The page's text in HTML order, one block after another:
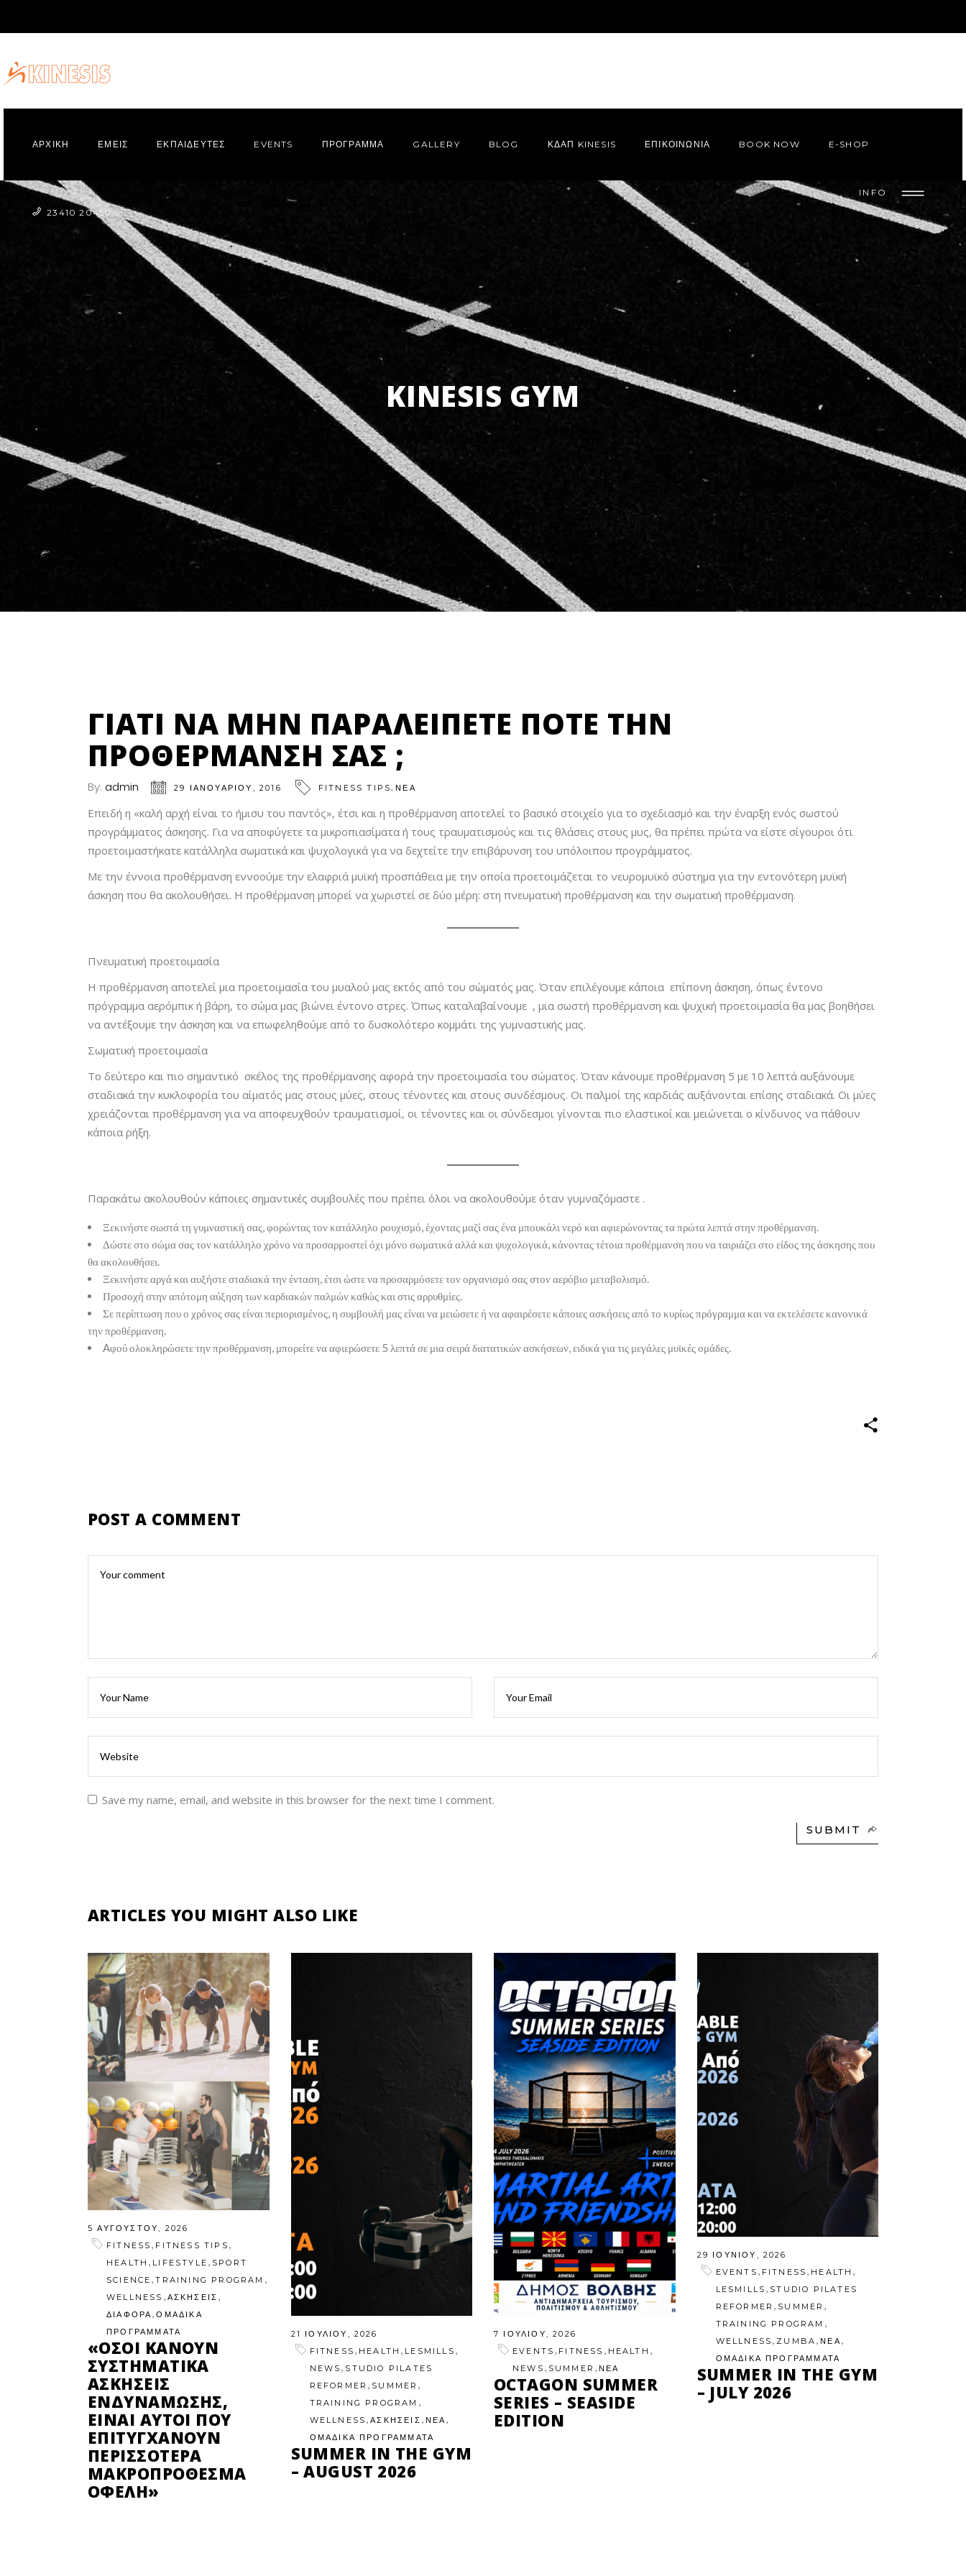
ΑΡΧΙΚΗ ΕΜΕΙΣ ΕΚΠΑΙΔΕΥΤΕΣ EVENTS ΠΡΌΓΡΑΜΜΑ GALLERY BLOG ΚΔΑΠ KINESIS ΕΠΙΚΟΙΝΩΝΙΑ BOOK NOW E-SHOP
23410 20450
INFO
KINESIS GYM
ΓΙΑΤΊ ΝΑ ΜΗΝ ΠΑΡΑΛΕΊΠΕΤΕ ΠΟΤΈ ΤΗΝ
ΠΡΟΘΈΡΜΑΝΣΗ ΣΑΣ ;
By: admin 29 ΙΑΝΟΥΑΡΊΟΥ, 2016 FITNESS TIPS,ΝΕΑ
Eπειδή η «καλή αρχή είναι το ήμισυ του παντός», έτσι και η προθέρμανση αποτελεί το βασικό στοιχείο για το σχεδιασμό και την έναρξη ενός σωστού
προγράμματος άσκησης. Για να αποφύγετε τα μικροπιασίματα ή τους τραυματισμούς και τις θλάσεις στους μυς, θα πρέπει πρώτα να είστε σίγουροι ότι
προετοιμαστήκατε κατάλληλα σωματικά και ψυχολογικά για να δεχτείτε την επιβάρυνση του υπόλοιπου προγράμματος.
Mε την έννοια προθέρμανση εννοούμε την ελαφριά μυϊκή προσπάθεια με την οποία προετοιμάζεται το νευρομυϊκό σύστημα για την εντονότερη μυϊκή
άσκηση που θα ακολουθήσει. H προθέρμανση μπορεί να χωριστεί σε δύο μέρη: στη πνευματική προθέρμανση και την σωματική προθέρμανση.
Πνευματική προετοιμασία
Η προθέρμανση αποτελεί μια προετοιμασία του μυαλού μας εκτός από του σώματός μας. Όταν επιλέγουμε κάποια επίπονη άσκηση, όπως έντονο
πρόγραμμα αερόμπικ ή βάρη, το σώμα μας βιώνει έντονο στρες. Όπως καταλαβαίνουμε , μια σωστή προθέρμανση και ψυχική προετοιμασία θα μας βοηθήσει
να αντέξουμε την άσκηση και να επωφεληθούμε από το δυσκολότερο κομμάτι της γυμναστικής μας.
Σωματική προετοιμασία
Το δεύτερο και πιο σημαντικό σκέλος της προθέρμανσης αφορά την προετοιμασία του σώματος. Όταν κάνουμε προθέρμανση 5 με 10 λεπτά αυξάνουμε
σταδιακά την κυκλοφορία του αίματός μας στους μύες, στους τένοντες και στους συνδέσμους. Οι παλμοί της καρδιάς αυξάνονται επίσης σταδιακά. Οι μύες
χρειάζονται προθέρμανση για να αποφευχθούν τραυματισμοί, οι τένοντες και οι σύνδεσμοι γίνονται πιο ελαστικοί και μειώνεται ο κίνδυνος να πάθουν
κάποια ρήξη.
Παρακάτω ακολουθούν κάποιες σημαντικές συμβουλές που πρέπει όλοι να ακολουθούμε όταν γυμναζόμαστε .
Ξεκινήστε σωστά τη γυμναστική σας, φορώντας τον κατάλληλο ρουχισμό, έχοντας μαζί σας ένα μπουκάλι νερό και αφιερώνοντας τα πρώτα λεπτά στην προθέρμανση.
Δώστε στο σώμα σας τον κατάλληλο χρόνο να προσαρμοστεί όχι μόνο σωματικά αλλά και ψυχολογικά, κάνοντας τέτοια προθέρμανση που να ταιριάζει στο είδος της άσκησης που
θα ακολουθήσει.
Ξεκινήστε αργά και αυξήστε σταδιακά την ένταση, έτσι ώστε να προσαρμόσετε τον οργανισμό σας στον αερόβιο μεταβολισμό.
Προσοχή στην απότομη αύξηση των καρδιακών παλμών καθώς και στις αρρυθμίες.
Σε περίπτωση που ο χρόνος σας είναι περιορισμένος, η συμβουλή μας είναι να μειώσετε ή να αφαιρέσετε κάποιες ασκήσεις από το κυρίως πρόγραμμα και να εκτελέσετε κανονικά
την προθέρμανση.
Aφού ολοκληρώσετε την προθέρμανση, μπορείτε να αφιερώσετε 5 λεπτά σε μια σειρά διατατικών ασκήσεων, ειδικά για τις μεγάλες μυϊκές ομάδες.
POST A COMMENT
Save my name, email, and website in this browser for the next time I comment.
SUBMIT
ARTICLES YOU MIGHT ALSO LIKE
5 ΑΥΓΟΎΣΤΟΥ, 2026
FITNESS , FITNESS TIPS ,
HEALTH , LIFESTYLE , SPORT
SCIENCE ,TRAINING PROGRAM ,
WELLNESS , ΑΣΚΗΣΕΙΣ ,
ΔΙΑΦΟΡΑ,ΟΜΑΔΙΚΑ
ΠΡΟΓΡΑΜΜΑΤΑ
«ΌΣΟΙ ΚΆΝΟΥΝ
ΣΥΣΤΗΜΑΤΙΚΆ
ΑΣΚΉΣΕΙΣ
ΕΝΔΥΝΆΜΩΣΗΣ,
ΕΊΝΑΙ ΑΥΤΟΊ ΠΟΥ
ΕΠΙΤΥΓΧΆΝΟΥΝ
ΠΕΡΙΣΣΌΤΕΡΑ
ΜΑΚΡΟΠΡΌΘΕΣΜΑ
ΟΦΈΛΗ»
21 ΙΟΥΛΊΟΥ, 2026
FITNESS
HEALTH LESMILLS
NEWS
STUDIO PILATES
REFORMER
SUMMER
TRAINING PROGRAM
WELLNESS ΑΣΚΗΣΕΙΣ ΝΕΑ
ΟΜΑΔΙΚΑ ΠΡΟΓΡΑΜΜΑΤΑ
SUMMER IN THE GYM
– AUGUST 2026
7 ΙΟΥΛΊΟΥ, 2026
EVENTS
FITNESS HEALTH
NEWS SUMMER ,ΝΕΑ
OCTAGON SUMMER
SERIES – SEASIDE
EDITION
29 ΙΟΥΝΊΟΥ, 2026
EVENTS
FITNESS HEALTH
LESMILLS
STUDIO PILATES
REFORMER
SUMMER
TRAINING PROGRAM
WELLNESS ZUMBA ,ΝΕΑ
ΟΜΑΔΙΚΑ ΠΡΟΓΡΑΜΜΑΤΑ
SUMMER IN THE GYM
– JULY 2026